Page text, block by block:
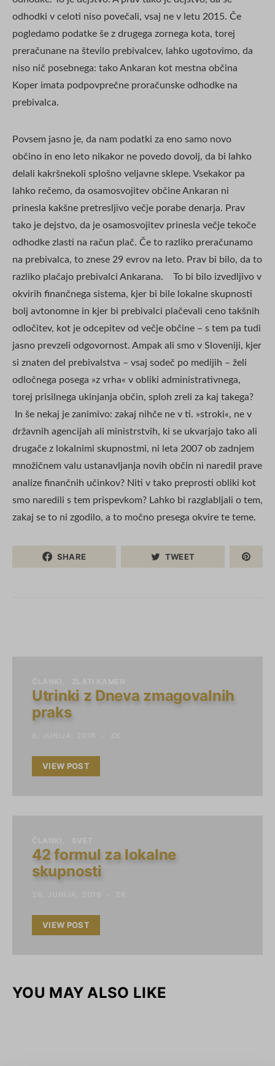
odhodki v celoti niso povečali, vsaj ne v letu 2015. Če
pogledamo podatke še z drugega zornega kota, torej
preračunane na število prebivalcev, lahko ugotovimo, da
niso nič posebnega: tako Ankaran kot mestna občina
Koper imata podpovprečne proračunske odhodke na
prebivalca.
Povsem jasno je, da nam podatki za eno samo novo
občino in eno leto nikakor ne povedo dovolj, da bi lahko
delali kakršnekoli splošno veljavne sklepe. Vsekakor pa
lahko rečemo, da osamosvojitev občine Ankaran ni
prinesla kakšne pretresljivo večje porabe denarja. Prav
tako je dejstvo, da je osamosvojitev prinesla večje tekoče
odhodke zlasti na račun plač. Če to razliko preračunamo
na prebivalca, to znese 29 evrov na leto. Prav bi bilo, da to
razliko plačajo prebivalci Ankarana. To bi bilo izvedljivo v
okvirih finančnega sistema, kjer bi bile lokalne skupnosti
bolj avtonomne in kjer bi prebivalci plačevali ceno takšnih
odločitev, kot je odcepitev od večje občine – s tem pa tudi
jasno prevzeli odgovornost. Ampak ali smo v Sloveniji, kjer
si znaten del prebivalstva – vsaj sodeč po medijih – želi
odločnega posega »z vrha« v obliki administrativnega,
torej prisilnega ukinjanja občin, sploh zreli za kaj takega?
In še nekaj je zanimivo: zakaj nihče ne v ti. »stroki«, ne v
državnih agencijah ali ministrstvih, ki se ukvarjajo tako ali
drugače z lokalnimi skupnostmi, ni leta 2007 ob zadnjem
množičnem valu ustanavljanja novih občin ni naredil prave
analize finančnih učinkov? Niti v tako preprosti obliki kot
smo naredili s tem prispevkom? Lahko bi razglabljali o tem,
zakaj se to ni zgodilo, a to močno presega okvire te teme.
SHARE TWEET
Utrinki z Dneva zmagovalnih
praks
VIEW POST
42 formul za lokalne
skupnosti
VIEW POST
YOU MAY ALSO LIKE